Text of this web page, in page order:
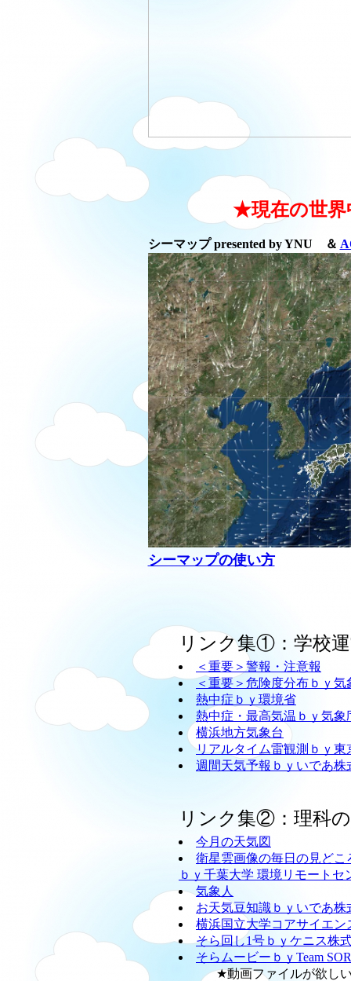
★現在の世界
シーマップ presented by YNU ＆
シーマップの使い方
リンク集①：学校
＜重要＞警報・注意報
＜重要＞危険度分布ｂｙ気
熱中症ｂｙ環境省
熱中症・最高気温ｂｙ気象
横浜地方気象台
リアルタイム雷観測ｂｙ東
週間天気予報ｂｙいであ株
リンク集②：理科
今月の天気図
衛星雲画像の毎日の見どこ
ｂｙ千葉大学 環境リモート
気象人
お天気豆知識ｂｙいであ株
横浜国立大学コアサイエン
そら回し1号ｂｙケニス株
そらムービーｂｙTeam
★動画ファイルが欲しい